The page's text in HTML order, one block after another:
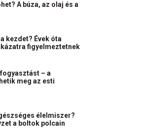
A búza, az olaj és a
kezdet? Évek óta
figyelmeztetnek
– a
meg az esti
élelmiszer?
a boltok polcain